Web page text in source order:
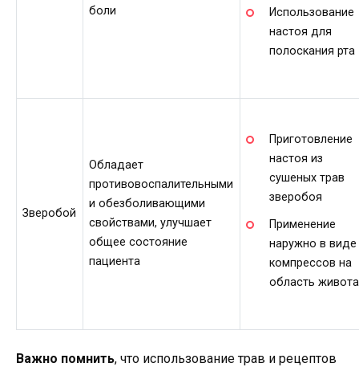
боли
Использование
настоя для
полоскания рта
Зверобой
Обладает
противовоспалительными
и обезболивающими
свойствами, улучшает
общее состояние
пациента
Приготовление
настоя из
сушеных трав
зверобоя
Применение
наружно в виде
компрессов на
область живота
Важно помнить, что использование трав и рецептов